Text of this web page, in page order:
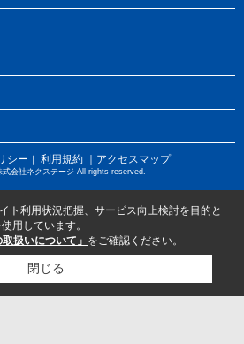
シー ｜ 利用規約 ｜アクセスマップ
会社ネクステージ All rights reserved.
ト利用状況把握、サービス向上検討を目的と
用しています。
取扱いについて」 をご確認ください。
閉じる